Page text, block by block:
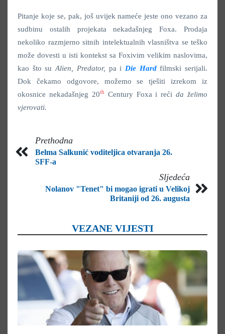
Pitanje koje se, pak, još uvijek nameće jeste ono vezano za
sudbinu ostalih projekata nekadašnjeg Foxa. Prodaja
nekoliko razmjerno sitnih intelektualnih vlasništva se teško
može dovesti u isti kontekst sa Foxivim velikim naslovima,
kao što suAlien Predator, pa i Die Hardfilmski serijali.
Dok čekamo odgovore, možemo se tješiti izrekom iz
okosnice nekadašnjeg 20thCentury Foxa i rećida želimo
vjerovati.
Prethodna
Belma Salkunić voditeljica otvaranja 26.
SFF-a
Sljedeća
Nolanov "Tenet" bi mogao igrati u Velikoj
Britaniji od 26. augusta
VEZANE VIJESTI